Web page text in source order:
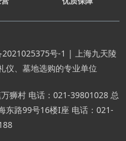
2021025375号-1 | 上海九天陵
仪、墓地选购的专业单位
狮村 电话：021-39801028 总
东路99号16楼I座 电话：021-